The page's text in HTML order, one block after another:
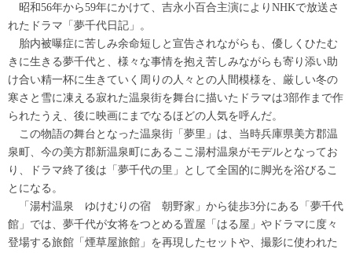
昭和56年から59年にかけて、吉永小百合主演によりNHKで放送さ
れたドラマ「夢千代日記」。
胎内被曝症に苦しみ余命短しと宣告されながらも、優しくひたむ
きに生きる夢千代と、様々な事情を抱え苦しみながらも寄り添い助
け合い精一杯に生きていく周りの人々との人間模様を、厳しい冬の
寒さと雪に凍える寂れた温泉街を舞台に描いたドラマは3部作まで作
られたうえ、後に映画にまでなるほどの人気を呼んだ。
この物語の舞台となった温泉街「夢里」は、当時兵庫県美方郡温
泉町、今の美方郡新温泉町にあるここ湯村温泉がモデルとなってお
り、ドラマ終了後は「夢千代の里」として全国的に脚光を浴びるこ
とになる。
「湯村温泉 ゆけむりの宿 朝野家」から徒歩3分にある「夢千代
館」では、夢千代が女将をつとめる置屋「はる屋」やドラマに度々
登場する旅館「煙草屋旅館」を再現したセットや、撮影に使われた